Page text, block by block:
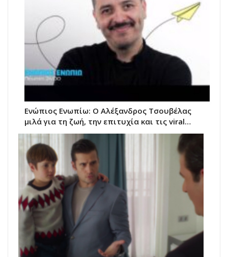
Ενώπιος Ενωπίω: Ο Αλέξανδρος Τσουβέλας
μιλά για τη ζωή, την επιτυχία και τις viral…